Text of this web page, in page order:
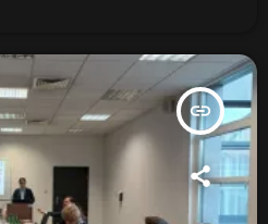
insert_link